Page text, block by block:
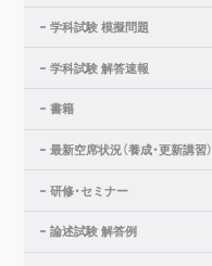
学科試験 模擬問題
学科試験 解答速報
書籍
最新空席状況（養成・更新講習）
研修・セミナー
論述試験 解答例